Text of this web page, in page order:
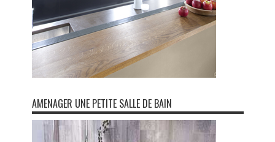
AMENAGER UNE PETITE SALLE DE BAIN